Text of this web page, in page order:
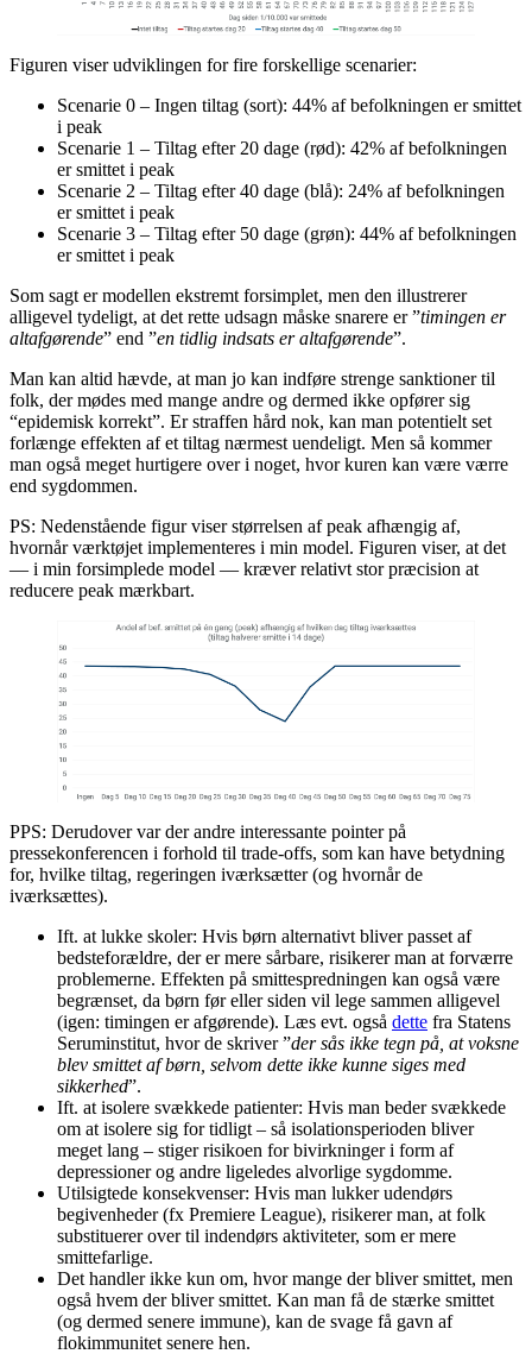
Figuren viser udviklingen for fire forskellige scenarier:
Scenarie 0 – Ingen tiltag (sort): 44% af befolkningen er smittet
i peak
Scenarie 1 – Tiltag efter 20 dage (rød): 42% af befolkningen
er smittet i peak
Scenarie 2 – Tiltag efter 40 dage (blå): 24% af befolkningen
er smittet i peak
Scenarie 3 – Tiltag efter 50 dage (grøn): 44% af befolkningen
er smittet i peak
Som sagt er modellen ekstremt forsimplet, men den illustrerer
alligevel tydeligt, at det rette udsagn måske snarere er ”timingen er
altafgørende” end ”en tidlig indsats er altafgørende”.
Man kan altid hævde, at man jo kan indføre strenge sanktioner til
folk, der mødes med mange andre og dermed ikke opfører sig
“epidemisk korrekt”. Er straffen hård nok, kan man potentielt set
forlænge effekten af et tiltag nærmest uendeligt. Men så kommer
man også meget hurtigere over i noget, hvor kuren kan være værre
end sygdommen.
PS: Nedenstående figur viser størrelsen af peak afhængig af,
hvornår værktøjet implementeres i min model. Figuren viser, at det
— i min forsimplede model — kræver relativt stor præcision at
reducere peak mærkbart.
PPS: Derudover var der andre interessante pointer på
pressekonferencen i forhold til trade-offs, som kan have betydning
for, hvilke tiltag, regeringen iværksætter (og hvornår de
iværksættes).
Ift. at lukke skoler: Hvis børn alternativt bliver passet af
bedsteforældre, der er mere sårbare, risikerer man at forværre
problemerne. Effekten på smittespredningen kan også være
begrænset, da børn før eller siden vil lege sammen alligevel
(igen: timingen er afgørende). Læs evt. også dette fra Statens
Seruminstitut, hvor de skriver ”der sås ikke tegn på, at voksne
blev smittet af børn, selvom dette ikke kunne siges med
sikkerhed”.
Ift. at isolere svækkede patienter: Hvis man beder svækkede
om at isolere sig for tidligt – så isolationsperioden bliver
meget lang – stiger risikoen for bivirkninger i form af
depressioner og andre ligeledes alvorlige sygdomme.
Utilsigtede konsekvenser: Hvis man lukker udendørs
begivenheder (fx Premiere League), risikerer man, at folk
substituerer over til indendørs aktiviteter, som er mere
smittefarlige.
Det handler ikke kun om, hvor mange der bliver smittet, men
også hvem der bliver smittet. Kan man få de stærke smittet
(og dermed senere immune), kan de svage få gavn af
flokimmunitet senere hen.